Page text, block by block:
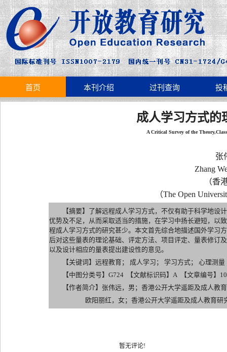
首页 本刊介绍 过刊查询 投
成人学习方式的
A Critical Survey of the
张
Zhang
（香
（The Open
【摘要】了解远程成人学习方式，不仅有助于科学地
优势及不足，从而采取适当的措施，在学习中扬长避短，以
程成人学习方式的研究甚少。本文首先综合地描述国外学习
后对这些量表的理论基础、评定方法、项目评定、量表修订
以及设计相应的量表提出建设性的意见。
【关键词】远程教育； 成人学习； 学习方式； 心理测量
【中图分类号】G724 【文献标识码】A 【文章编号】
【作者简介】张伟远，男；香港公开大学遥距及成人教
欧阳丽红，女；香港公开大学遥距及成人教育研
暂无评论!